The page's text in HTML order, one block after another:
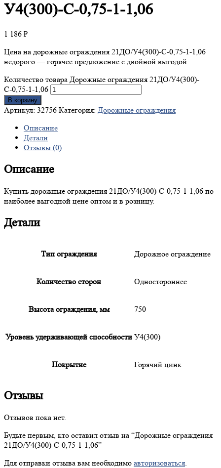
У4(300)-С-0,75-1-1,06
1 186 ₽
Цена на дорожные ограждения 21ДО/У4(300)-С-0,75-1-1,06
недорого — горячее предложение с двойной выгодой
Количество товара Дорожные ограждения 21ДО/У4(300)-
С-0,75-1-1,06
В корзину
Артикул: 32756 Категория: Дорожные ограждения
Описание
Детали
Отзывы (0)
Описание
Купить дорожные ограждения 21ДО/У4(300)-С-0,75-1-1,06 по
наиболее выгодной цене оптом и в розницу.
Детали
Тип ограждения Дорожное ограждение
Количество сторон Одностороннее
Высота ограждения, мм 750
Уровень удерживающей способности У4(300)
Покрытие Горячий цинк
Отзывы
Отзывов пока нет.
Будьте первым, кто оставил отзыв на “Дорожные ограждения
21ДО/У4(300)-С-0,75-1-1,06”
Для отправки отзыва вам необходимо авторизоваться